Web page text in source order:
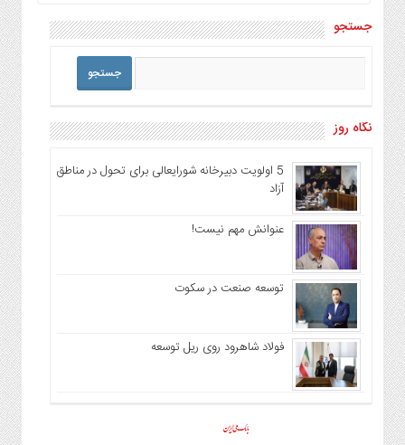
جستجو
نگاه روز
5 اولویت دبیرخانه شورایعالی برای تحول در مناطق
آزاد
عنوانش مهم نیست!
توسعه صنعت در سکوت
فولاد شاهرود روی ریل توسعه